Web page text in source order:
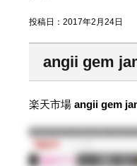
投稿日： 2017年2月24日
angii gem
楽天市場 angii gem